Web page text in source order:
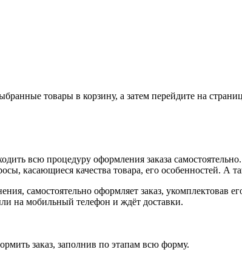
товары в корзину, а затем перейдите на
всю процедуру оформления заказа
касающиеся качества товара, его особенностей. А
самостоятельно оформляет заказ,
на мобильный телефон и ждёт доставки.
заказ, заполнив по этапам всю форму.